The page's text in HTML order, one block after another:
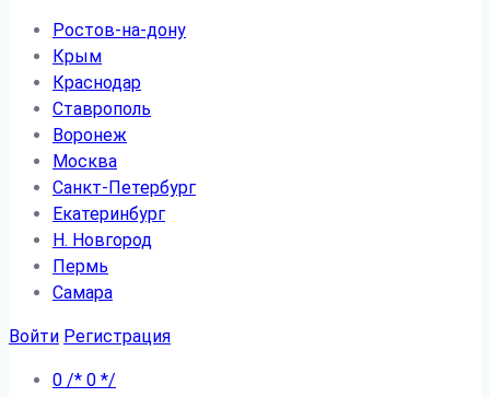
Ростов-на-дону
Крым
Краснодар
Ставрополь
Воронеж
Москва
Санкт-Петербург
Екатеринбург
Н. Новгород
Пермь
Самара
Войти Регистрация
0 /* 0 */